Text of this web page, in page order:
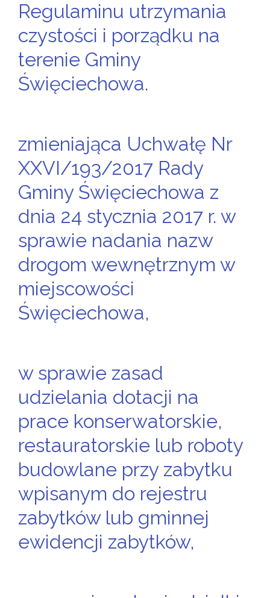
Regulaminu utrzymania
czystości i porządku na
terenie Gminy
Święciechowa.
zmieniająca Uchwałę Nr
XXVI/193/2017 Rady
Gminy Święciechowa z
dnia 24 stycznia 2017 r. w
sprawie nadania nazw
drogom wewnętrznym w
miejscowości
Święciechowa,
w sprawie zasad
udzielania dotacji na
prace konserwatorskie,
restauratorskie lub roboty
budowlane przy zabytku
wpisanym do rejestru
zabytków lub gminnej
ewidencji zabytków,